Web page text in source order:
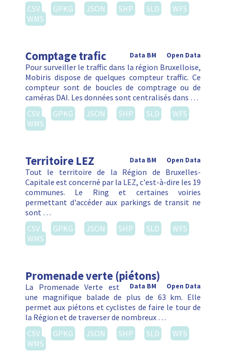
CSV
GPKG JSON SHP SLD
WFS
WMS
Comptage trafic Open Data
Data BM
Pour surveiller le traffic dans la région Bruxelloise,
Mobiris dispose de quelques compteur traffic. Ce
compteur sont de boucles de comptrage ou de
caméras DAI. Les données sont centralisés dans …
CSV
GPKG JSON SHP SLD
WFS
WMS
Territoire LEZ Open Data
Data BM
Tout le territoire de la Région de Bruxelles-
Capitale est concerné par la LEZ, c'est-à-dire les 19
communes. Le Ring et certaines voiries
permettant d'accéder aux parkings de transit ne
sont …
CSV
GPKG JSON SHP SLD
WFS
WMS
Promenade verte (piétons)
Open Data
Data BM
La Promenade Verte est
une magnifique balade de plus de 63 km. Elle
permet aux piétons et cyclistes de faire le tour de
la Région et de traverser de nombreux …
CSV
GPKG JSON SHP SLD
WFS
WMS